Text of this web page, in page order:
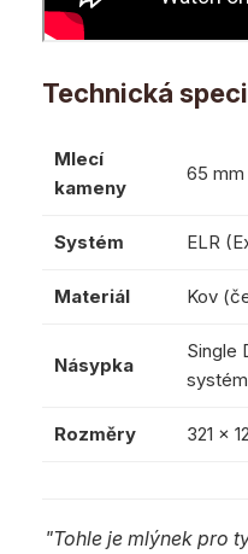
Technická
Mlecí
kameny
65
Systém ELR
Materiál Kov
Násypka
Single
Rozměry 321 x
"Tohle je mlýnek pro